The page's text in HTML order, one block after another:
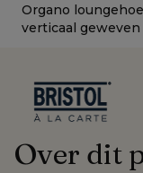
Organo
verticaal
Over dit